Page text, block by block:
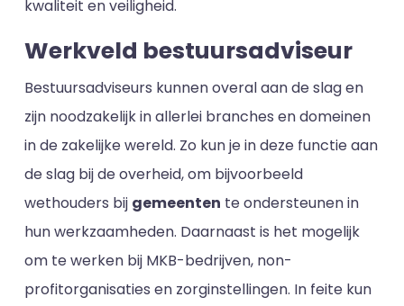
kwaliteit en veiligheid.
Werkveld bestuursadviseur
Bestuursadviseurs kunnen overal aan de slag en
zijn noodzakelijk in allerlei branches en domeinen
in de zakelijke wereld. Zo kun je in deze functie aan
de slag bij de overheid, om bijvoorbeeld
wethouders bij gemeenten te ondersteunen in
hun werkzaamheden. Daarnaast is het mogelijk
om te werken bij MKB-bedrijven, non-
profitorganisaties en zorginstellingen. In feite kun